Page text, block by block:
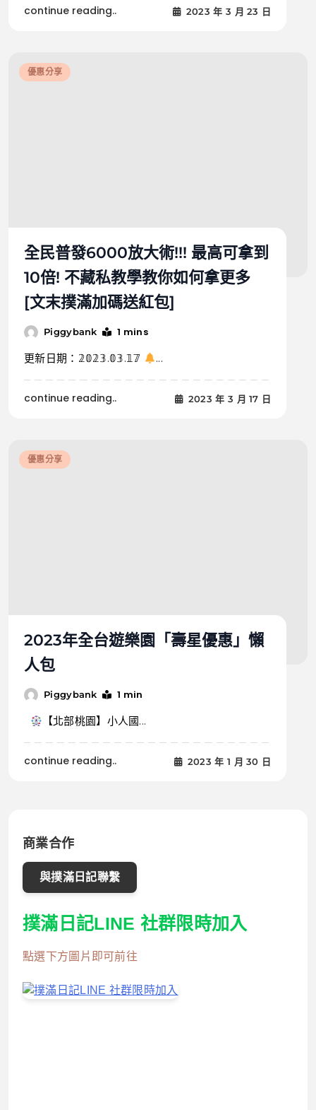
continue reading.. 2023 年 3 月 23 日
優惠分享
全民普發6000放大術!!! 最高可拿到
10倍! 不藏私教學教你如何拿更多
[文末撲滿加碼送紅包]
Piggybank 1 mins
更新日期：𝟚𝟘𝟚𝟛.𝟘𝟛.𝟙𝟟 ...
continue reading.. 2023 年 3 月 17 日
優惠分享
2023年全台遊樂園「壽星優惠」懶
人包
Piggybank 1 min
【北部桃園】小人國...
continue reading.. 2023 年 1 月 30 日
商業合作
與撲滿日記聯繫
撲滿日記LINE 社群限時加入
點選下方圖片即可前往